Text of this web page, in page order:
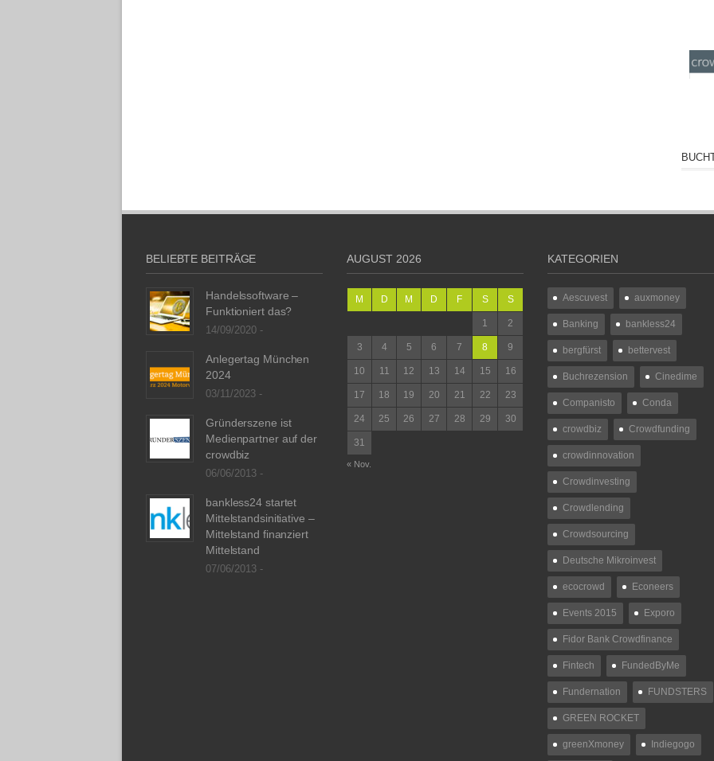
BELIEBTE BEITRÄGE
Handelssoftware –
Funktioniert das?
14/09/2020 -
Anlegertag München
2024
03/11/2023 -
Gründerszene ist
Medienpartner auf der
crowdbiz
06/06/2013 -
bankless24 startet
Mittelstandsinitiative –
Mittelstand finanziert
Mittelstand
07/06/2013 -
AUGUST 2026
M D M D F S S
1 2
3 4 5 6 7 8 9
10 11 12 13 14 15 16
17 18 19 20 21 22 23
24 25 26 27 28 29 30
31
« Nov.
KATEGORIEN
Aescuvest auxmoney
Banking bankless24
bergfürst bettervest
Buchrezension Cinedime
Companisto Conda
crowdbiz Crowdfunding
crowdinnovation
Crowdinvesting
Crowdlending
Crowdsourcing
Deutsche Mikroinvest
ecocrowd Econeers
Events 2015 Exporo
Fidor Bank Crowdfinance
Fintech FundedByMe
Fundernation FUNDSTERS
GREEN ROCKET
greenXmoney Indiegogo